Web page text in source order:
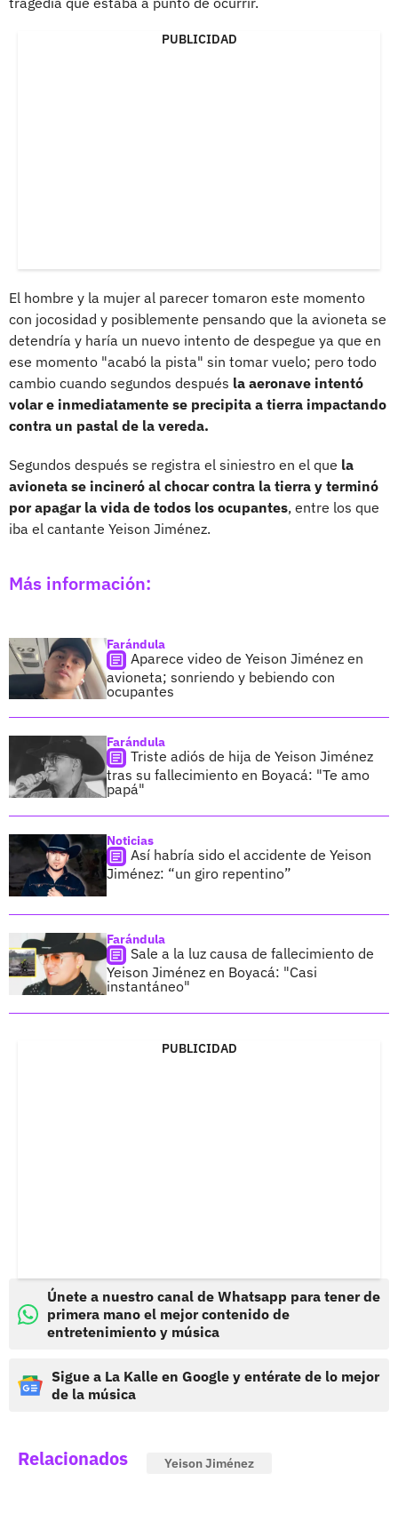
PUBLICIDAD
El hombre y la mujer al parecer tomaron este momento
con jocosidad y posiblemente pensando que la avioneta se
detendría y haría un nuevo intento de despegue ya que en
ese momento "acabó la pista" sin tomar vuelo; pero todo
cambio cuando segundos después la aeronave intentó
volar e inmediatamente se precipita a tierra impactando
contra un pastal de la vereda.
Segundos después se registra el siniestro en el que la
avioneta se incineró al chocar contra la tierra y terminó
por apagar la vida de todos los ocupantes, entre los que
iba el cantante Yeison Jiménez.
Más información:
Farándula
Aparece video de Yeison Jiménez en
avioneta; sonriendo y bebiendo con
ocupantes
Farándula
Triste adiós de hija de Yeison Jiménez
tras su fallecimiento en Boyacá: "Te amo
papá"
Noticias
Así habría sido el accidente de Yeison
Jiménez: “un giro repentino”
Farándula
Sale a la luz causa de fallecimiento de
Yeison Jiménez en Boyacá: "Casi
instantáneo"
PUBLICIDAD
Únete a nuestro canal de Whatsapp para tener de
primera mano el mejor contenido de
entretenimiento y música
Sigue a La Kalle en Google y entérate de lo mejor
de la música
Relacionados Yeison Jiménez